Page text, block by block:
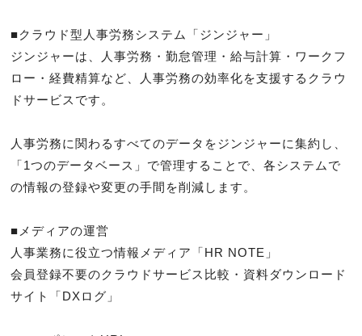
■クラウド型人事労務システム「ジンジャー」
ジンジャーは、人事労務・勤怠管理・給与計算・ワークフ
ロー・経費精算など、人事労務の効率化を支援するクラウ
ドサービスです。
人事労務に関わるすべてのデータをジンジャーに集約し、
「1つのデータベース」で管理することで、各システムで
の情報の登録や変更の手間を削減します。
■メディアの運営
人事業務に役立つ情報メディア「HR NOTE」
会員登録不要のクラウドサービス比較・資料ダウンロード
サイト「DXログ」